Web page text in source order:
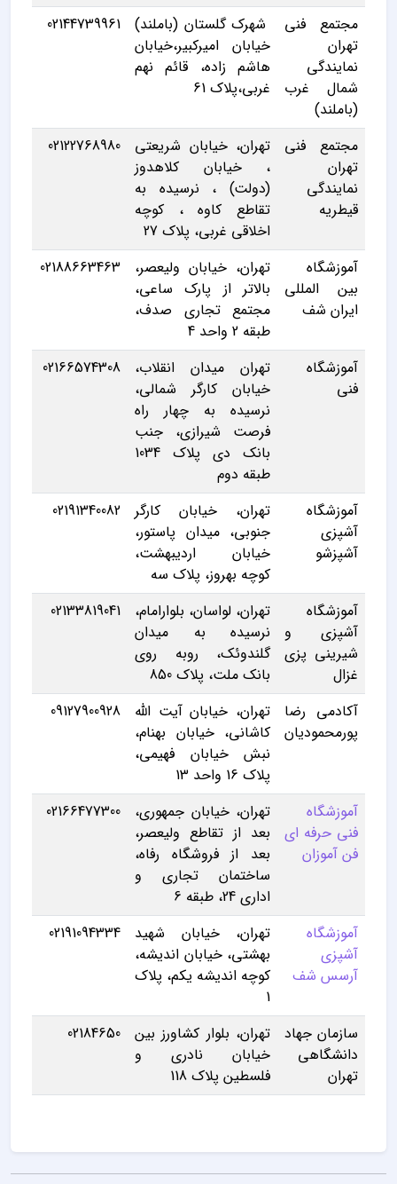
مجتمع فنی
تهران
نمایندگی
شمال غرب
(باملند)
شهرک گلستان (باملند)
خیابان امیرکبیر،خیابان
هاشم زاده، قائم نهم
غربی،پلاک 61
02144739961
مجتمع فنی
تهران
نمایندگی
قیطریه
تهران، خیابان شریعتی
، خیابان کلاهدوز
(دولت) ، نرسیده به
تقاطع کاوه ، کوچه
اخلاقی غربی، پلاک 27
02122768980
آموزشگاه
بین المللی
ایران شف
تهران، خیابان ولیعصر،
بالاتر از پارک ساعی،
مجتمع تجاری صدف،
طبقه 2 واحد 4
02188663463
آموزشگاه
فنی
تهران میدان انقلاب،
خیابان کارگر شمالی،
نرسیده به چهار راه
فرصت شیرازی، جنب
بانک دی پلاک 1034
طبقه دوم
02166574308
آموزشگاه
آشپزی
آشپزشو
تهران، خیابان کارگر
جنوبی، میدان پاستور،
خیابان اردیبهشت،
کوچه بهروز، پلاک سه
02191340082
آموزشگاه
آشپزی و
شیرینی پزی
غزال
تهران، لواسان، بلوارامام،
نرسیده به میدان
گلندوئک، روبه روی
بانک ملت، پلاک 850
02133819041
آکادمی رضا
پورمحمودیان
تهران، خیابان آیت الله
کاشانی، خیابان بهنام،
نبش خیابان فهیمی،
پلاک 16 واحد 13
09127900928
آموزشگاه
فنی حرفه ای
فن آموزان
تهران، خیابان جمهوری،
بعد از تقاطع ولیعصر،
بعد از فروشگاه رفاه،
ساختمان تجاری و
اداری 24، طبقه 6
02166477300
آموزشگاه
آشپزی
آرسس شف
تهران، خیابان شهید
بهشتی، خیابان اندیشه،
کوچه اندیشه یکم، پلاک
1
02191094334
سازمان جهاد
دانشگاهی
تهران
تهران، بلوار کشاورز بین
خیابان نادری و
فلسطین پلاک 118
02184650